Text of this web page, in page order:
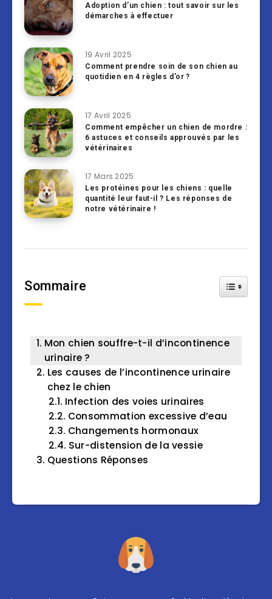
Adoption d’un chien : tout savoir sur les
démarches à effectuer
19 Avril 2025
Comment prendre soin de son chien au
quotidien en 4 règles d’or ?
17 Avril 2025
Comment empêcher un chien de mordre :
6 astuces et conseils approuvés par les
vétérinaires
17 Mars 2025
Les protéines pour les chiens : quelle
quantité leur faut-il ? Les réponses de
notre vétérinaire !
Sommaire Toggle
Mon chien souffre-t-il d’incontinence
urinaire ?
Les causes de l’incontinence urinaire
chez le chien
Infection des voies urinaires
Consommation excessive d’eau
Changements hormonaux
Sur-distension de la vessie
Questions Réponses